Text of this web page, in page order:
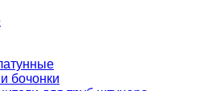
бочонки